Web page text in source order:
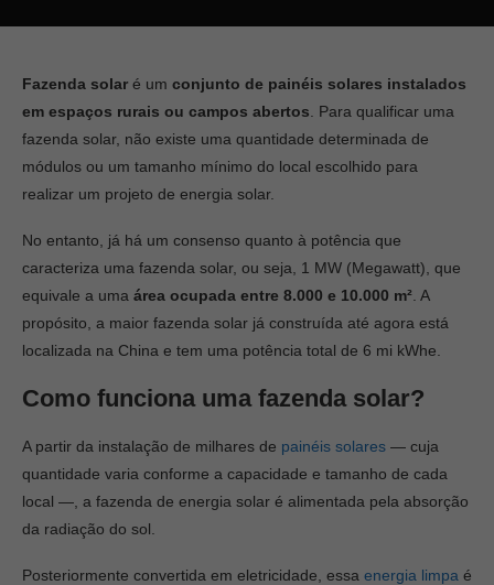
Fazenda solar é um conjunto de painéis solares instalados
em espaços rurais ou campos abertos . Para qualificar uma
fazenda solar, não existe uma quantidade determinada de
módulos ou um tamanho mínimo do local escolhido para
realizar um projeto de energia solar.
No entanto, já há um consenso quanto à potência que
caracteriza uma fazenda solar, ou seja, 1 MW (Megawatt), que
equivale a uma área ocupada entre 8.000 e 10.000 m² . A
propósito, a maior fazenda solar já construída até agora está
localizada na China e tem uma potência total de 6 mi kWhe.
Como funciona uma fazenda solar?
A partir da instalação de milhares de painéis solares — cuja
quantidade varia conforme a capacidade e tamanho de cada
local —, a fazenda de energia solar é alimentada pela absorção
da radiação do sol.
Posteriormente convertida em eletricidade, essa energia limpa é